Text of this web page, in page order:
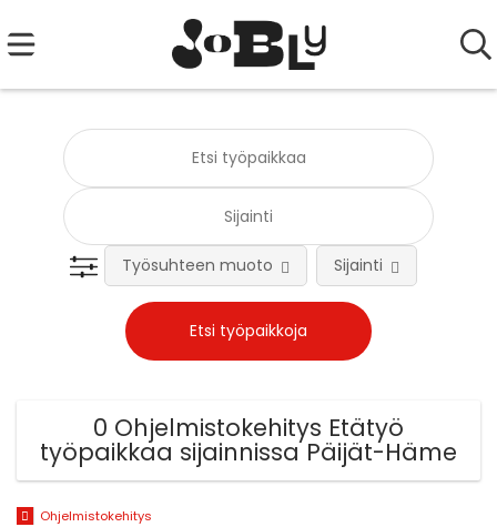
Työsuhteen muoto Sijainti
0 Ohjelmistokehitys Etätyö
työpaikkaa sijainnissa Päijät-Häme
Ohjelmistokehitys